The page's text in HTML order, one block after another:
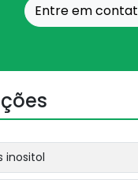
Entre em
inositol